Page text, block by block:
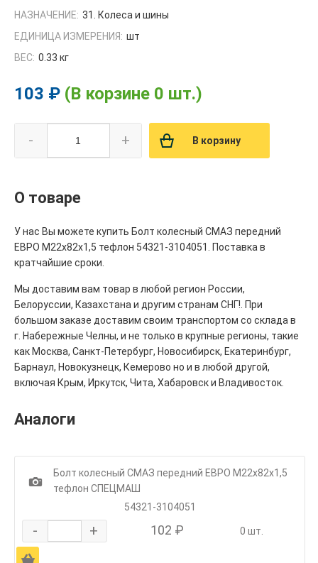
НАЗНАЧЕНИЕ: 31. Колеса и шины
ЕДИНИЦА ИЗМЕРЕНИЯ: шт
ВЕС: 0.33 кг
103 ₽ (В корзине 0 шт.)
- + В корзину
О товаре
У нас Вы можете купить Болт колесный СМАЗ передний
ЕВРО М22х82х1,5 тефлон 54321-3104051. Поставка в
кратчайшие сроки.
Мы доставим вам товар в любой регион России,
Белоруссии, Казахстана и другим странам СНГ!. При
большом заказе доставим своим транспортом со склада в
г. Набережные Челны, и не только в крупные регионы, такие
как Москва, Санкт-Петербург, Новосибирск, Екатеринбург,
Барнаул, Новокузнецк, Кемерово но и в любой другой,
включая Крым, Иркутск, Чита, Хабаровск и Владивосток.
Аналоги
1
Болт колесный СМАЗ передний ЕВРО М22х82х1,5
тефлон СПЕЦМАШ
54321-3104051
- + 102 ₽ 0 шт.
Ä